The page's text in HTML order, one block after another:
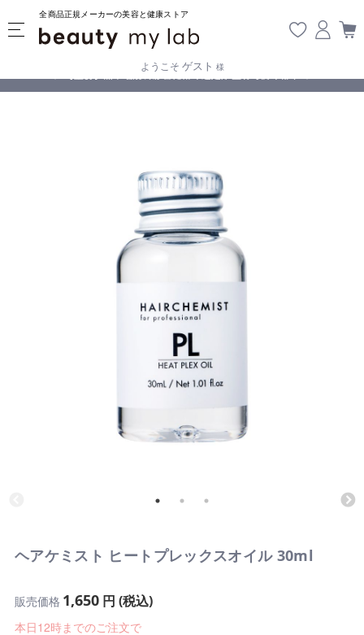
全商品正規メーカーの美容と健康ストア
ようこそ ゲスト 様
【重要】熊本地震の影響により遅延が生じております
ヘアケミスト ヒートプレックスオイル 30ml
販売価格 1,650円 (税込)
本日12時までのご注文で